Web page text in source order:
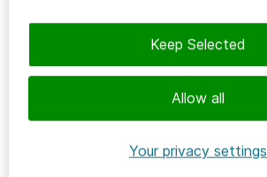
Kontakta gärna:
Allow all
Keep Selected
Your privacy settings